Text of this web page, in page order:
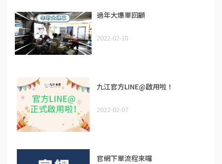
過年大爆單回顧
2022-02-18
九江官方LINE@啟用啦！
2022-02-07
官網下單流程來囉